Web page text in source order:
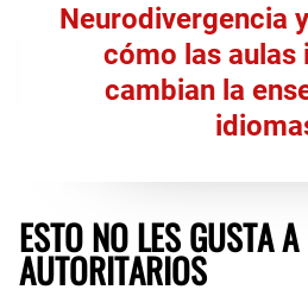
Neurodivergencia
cómo las aulas
cambian la
ESTO NO LES GUSTA
AUTORITARIOS